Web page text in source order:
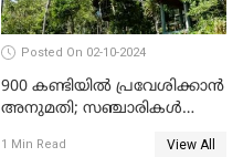
Posted On 02-10-2024
900 കണ്ടിയിൽ പ്രവേശിക്കാൻ
അനുമതി; സഞ്ചാരികൾ
കാര്യങ്ങൾ
1 Min Read View All